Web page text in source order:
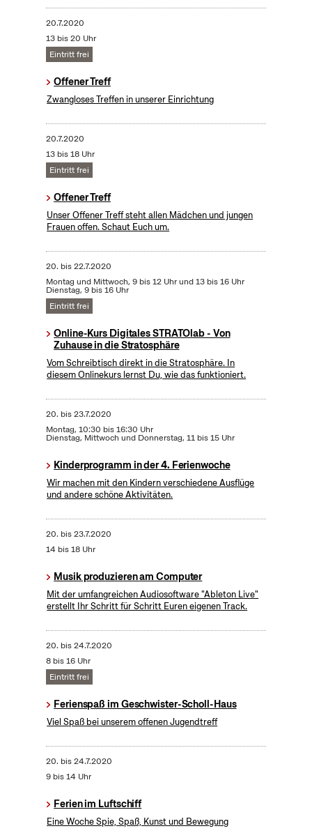
20.7.2020
13 bis 20 Uhr
Eintritt frei
Offener Treff
Zwangloses Treffen in unserer Einrichtung
20.7.2020
13 bis 18 Uhr
Eintritt frei
Offener Treff
Unser Offener Treff steht allen Mädchen und jungen
Frauen offen. Schaut Euch um.
20. bis22.7.2020
Montag und Mittwoch, 9 bis 12 Uhr und 13 bis 16 Uhr
Dienstag, 9 bis 16 Uhr
Eintritt frei
Online-Kurs Digitales STRATOlab - Von
Zuhause in die Stratosphäre
Vom Schreibtisch direkt in die Stratosphäre. In
diesem Onlinekurs lernst Du, wie das funktioniert.
20. bis23.7.2020
Montag, 10:30 bis 16:30 Uhr
Dienstag, Mittwoch und Donnerstag, 11 bis 15 Uhr
Kinderprogramm in der 4. Ferienwoche
Wir machen mit den Kindern verschiedene Ausflüge
und andere schöne Aktivitäten.
20. bis23.7.2020
14 bis 18 Uhr
Musik produzieren am Computer
Mit der umfangreichen Audiosoftware "Ableton Live"
erstellt Ihr Schritt für Schritt Euren eigenen Track.
20. bis24.7.2020
8 bis 16 Uhr
Eintritt frei
Ferienspaß im Geschwister-Scholl-Haus
Viel Spaß bei unserem offenen Jugendtreff
20. bis24.7.2020
9 bis 14 Uhr
Ferien im Luftschiff
Eine Woche Spie, Spaß, Kunst und Bewegung